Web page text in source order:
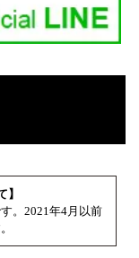
】
。2021年4月以前